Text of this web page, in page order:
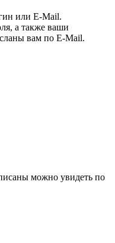
или E-Mail.
а также ваши
вам по E-Mail.
можно увидеть по